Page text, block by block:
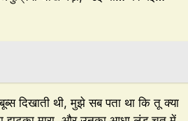
दिखाती थी, मुझे सब पता था कि तू क्या